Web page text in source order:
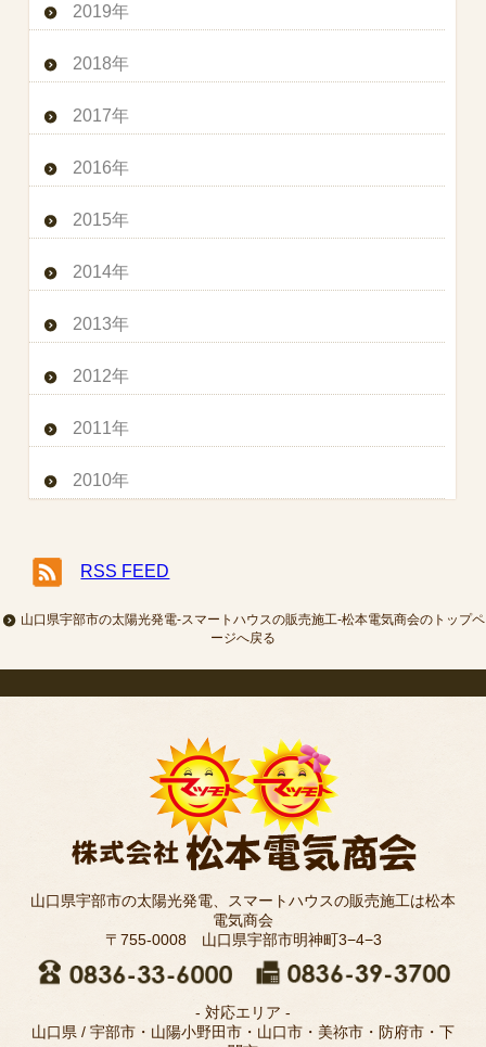
2019年
2018年
2017年
2016年
2015年
2014年
2013年
2012年
2011年
2010年
RSS FEED
山口県宇部市の太陽光発電-スマートハウスの販売施工-松本電気商会のトップペ
ージへ戻る
山口県宇部市の太陽光発電、スマートハウスの販売施工は松本
電気商会
〒755-0008 山口県宇部市明神町3−4−3
- 対応エリア -
山口県 / 宇部市・山陽小野田市・山口市・美祢市・防府市・下